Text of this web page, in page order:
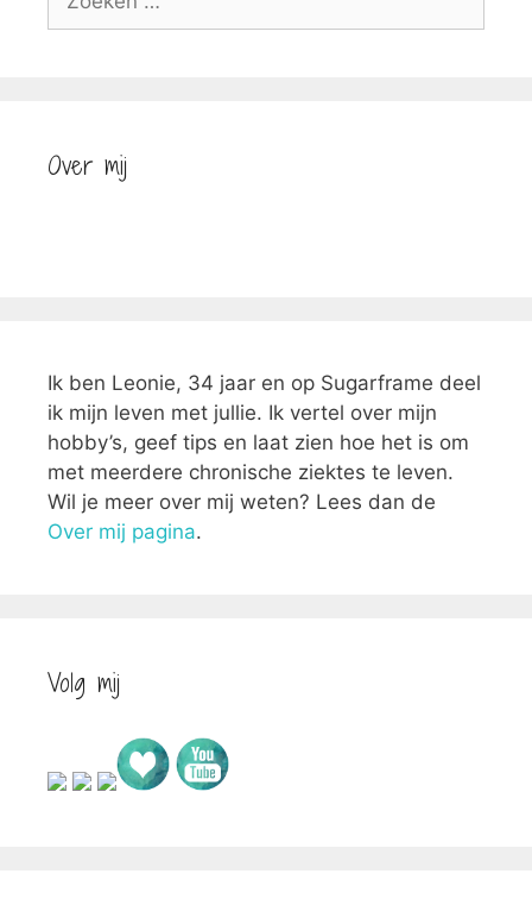
Over mij
Ik ben Leonie, 34 jaar en op Sugarframe deel
ik mijn leven met jullie. Ik vertel over mijn
hobby’s, geef tips en laat zien hoe het is om
met meerdere chronische ziektes te leven.
Wil je meer over mij weten? Lees dan de
Over mij pagina.
Volg mij